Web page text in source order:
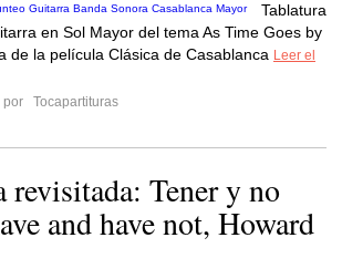
Tablatura
en Sol Mayor del tema As Time Goes by
de la película Clásica de Casablanca Leer el
por
Tocapartituras
revisitada: Tener y no
and have not, Howard